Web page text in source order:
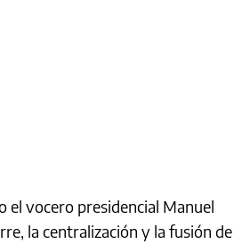
el vocero presidencial Manuel
la centralización y la fusión de